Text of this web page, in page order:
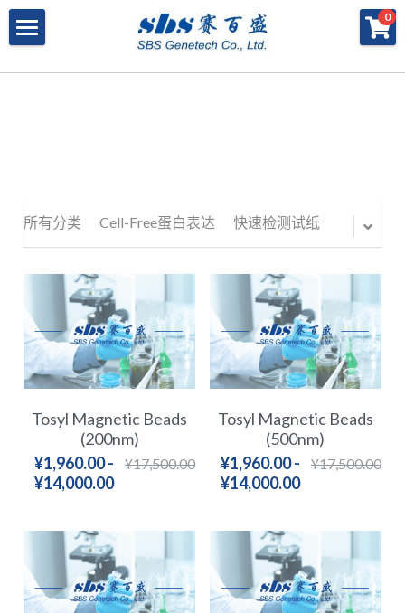
0
寡核苷酸合成
DNA分子量标准
RNA相关
生化试剂
PCR相关
核酸纯化
基因操作
实验耗材
Morpholino
Phosphoramidites
恒温扩增
恒温扩增
RPA
LAMP
CRISPR
CRISPR基因编辑
CRISPR Gene Knockout Kit
全基因组CRIPSR文库
CRISPR通路文库
研究数据
快速检测试纸系统
CRISPRclean®
CRISPRclean Single Cell
CRISPRclean RNA Prep
CRISPRclean Bulk Reagents
CRISPRclean High Expressing RNA
合成生物解决方案
NMN
关于我们
共创佳绩 - 期刊
共创佳绩 - 机构
法律声明
行业报告
生命科技
登录
搜索
简体中文
English
所有分类 Cell-Free蛋白表达 快速检测试纸
Tosyl Magnetic Beads
(200nm)
¥1,960.00 -
¥14,000.00
¥17,500.00
Tosyl Magnetic Beads
(500nm)
¥1,960.00 -
¥14,000.00
¥17,500.00
×
商品分类
Cell-Free蛋白表达
磁珠
DNA-Free酶
PNA单体
冻干微球
CRISPR基因编辑
实验耗材
基因操作相关
×
博客分类
BNA
DNA-Free酶